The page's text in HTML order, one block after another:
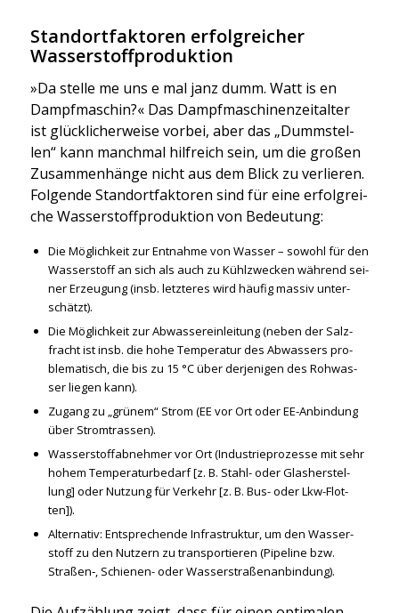
Standortfaktoren erfolgreicher
Wasserstoffproduktion
»Da stel­le me uns e mal janz dumm. Watt is en
Dampf­ma­schin?« Das Dampf­ma­schi­nen­zeit­al­ter
ist glück­li­cher­wei­se vor­bei, aber das „Dumm­stel­
len“ kann manch­mal hilf­reich sein, um die gro­ßen
Zusam­men­hän­ge nicht aus dem Blick zu ver­lie­ren.
Fol­gen­de Stand­ort­fak­to­ren sind für eine erfolg­rei­
che Was­ser­stoff­pro­duk­ti­on von Bedeu­tung:
Die Mög­lich­keit zur Ent­nah­me von Was­ser – sowohl für den
Was­ser­stoff an sich als auch zu Kühl­zwe­cken wäh­rend sei­
ner Erzeu­gung (insb. letz­te­res wird häu­fig mas­siv unter­
schätzt).
Die Mög­lich­keit zur Abwas­ser­ein­lei­tung (neben der Salz­
fracht ist insb. die hohe Tem­pe­ra­tur des Abwas­sers pro­
ble­ma­tisch, die bis zu 15 °C über der­je­ni­gen des Roh­was­
ser lie­gen kann).
Zugang zu „grü­nem“ Strom (EE vor Ort oder EE-Anbin­dung
über Strom­tras­sen).
Was­ser­stoff­ab­neh­mer vor Ort (Indus­trie­pro­zes­se mit sehr
hohem Tem­pe­ra­tur­be­darf [z. B. Stahl- oder Glas­her­stel­
lung] oder Nut­zung für Ver­kehr [z. B. Bus- oder Lkw-Flot­
ten]).
Alter­na­tiv: Ent­spre­chen­de Infra­struk­tur, um den Was­ser­
stoff zu den Nut­zern zu trans­por­tie­ren (Pipe­line bzw.
Straßen‑, Schie­nen- oder Was­ser­stra­ßen­an­bin­dung).